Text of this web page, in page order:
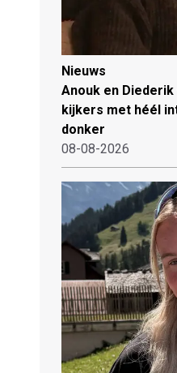
Nieuws
Anouk en
kijkers met héél
donker
08-08-2026